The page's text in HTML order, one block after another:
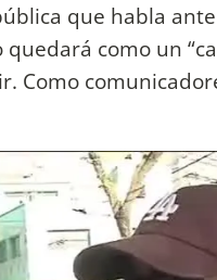
que habla
como un
Como